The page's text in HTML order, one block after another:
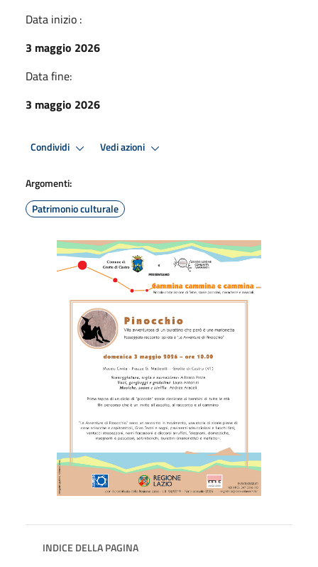
Data inizio :
3 maggio 2026
Data fine:
3 maggio 2026
Condividi Vedi azioni
Argomenti:
Patrimonio culturale
INDICE DELLA PAGINA